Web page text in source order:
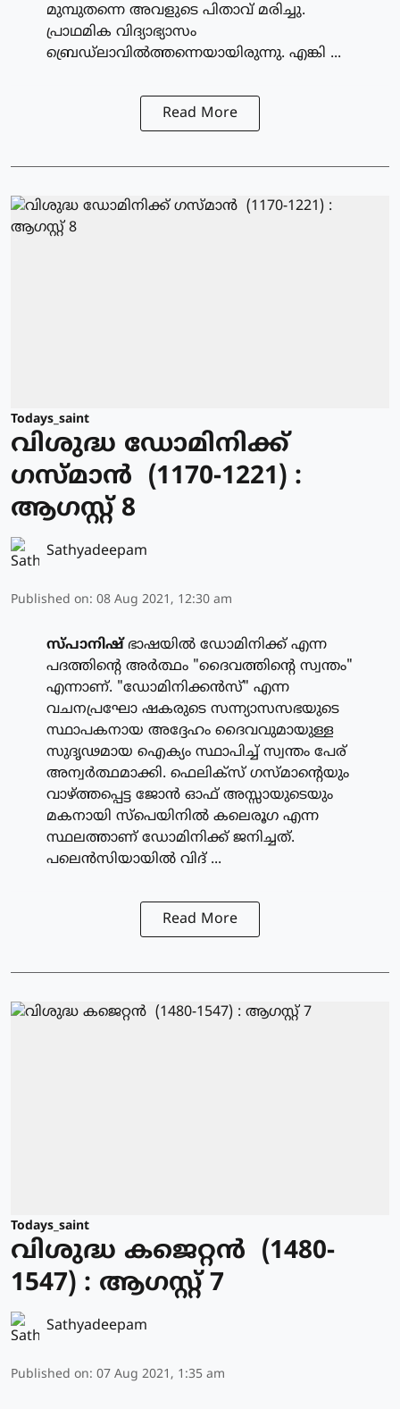
മുമ്പുതന്നെ അവളുടെ പിതാവ് മരിച്ചു.
പ്രാഥമിക വിദ്യാഭ്യാസം
ബ്രെഡ്‌ലാവില്‍ത്തന്നെയായിരുന്നു. എങ്കി ...
Read More
Todays_saint
വിശുദ്ധ ഡോമിനിക്ക്
ഗസ്മാന്‍ (1170-1221) :
ആഗസ്റ്റ് 8
Sathyadeepam
Published on: 08 Aug 2021, 12:30 am
സ്പാനിഷ്ഭാഷയില്‍ ഡോമിനിക്ക് എന്ന
പദത്തിന്റെ അര്‍ത്ഥം "ദൈവത്തിന്റെ സ്വന്തം"
എന്നാണ്. "ഡോമിനിക്കന്‍സ്" എന്ന
വചനപ്രഘോ ഷകരുടെ സന്ന്യാസസഭയുടെ
സ്ഥാപകനായ അദ്ദേഹം ദൈവവുമായുള്ള
സുദൃഢമായ ഐക്യം സ്ഥാപിച്ച് സ്വന്തം പേര്
അന്വര്‍ത്ഥമാക്കി. ഫെലിക്‌സ് ഗസ്മാന്റെയും
വാഴ്ത്തപ്പെട്ട ജോന്‍ ഓഫ് അസ്സായുടെയും
മകനായി സ്‌പെയിനില്‍ കലെരൂഗ എന്ന
സ്ഥലത്താണ് ഡോമിനിക്ക് ജനിച്ചത്.
പലെന്‍സിയായില്‍ വിദ് ...
Read More
Todays_saint
വിശുദ്ധ കജെറ്റന്‍ (1480-
1547) : ആഗസ്റ്റ് 7
Sathyadeepam
Published on: 07 Aug 2021, 1:35 am